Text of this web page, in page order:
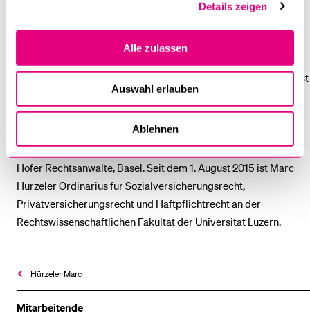
Details zeigen
Alle zulassen
Auswahl erlauben
Ablehnen
Hürzeler Marc
Mitarbeitende
Vom 1. August 2011 bis 31. Juli 2015 amtete Marc Hürzeler als
Privatversicherungsrecht an der Universität Luzern (50%). Er ist
zudem seit 2007 Lehrbeauftragter für Privatrecht
(Schwerpunkte Haftpflicht-, Versicherungs- und
Personenschadensrecht) und Sozialversicherungsrecht an der
Universität Basel und seit 2011 Konsulent in der Kanzlei Schmid
Hofer Rechtsanwälte, Basel. Seit dem 1. August 2015 ist Marc
Hürzeler Ordinarius für Sozialversicherungsrecht,
Privatversicherungsrecht und Haftpflichtrecht an der
Rechtswissenschaftlichen Fakultät der Universität Luzern.